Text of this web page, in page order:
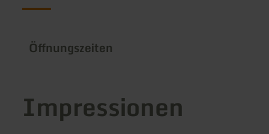
Öffnungszeiten
Impressionen